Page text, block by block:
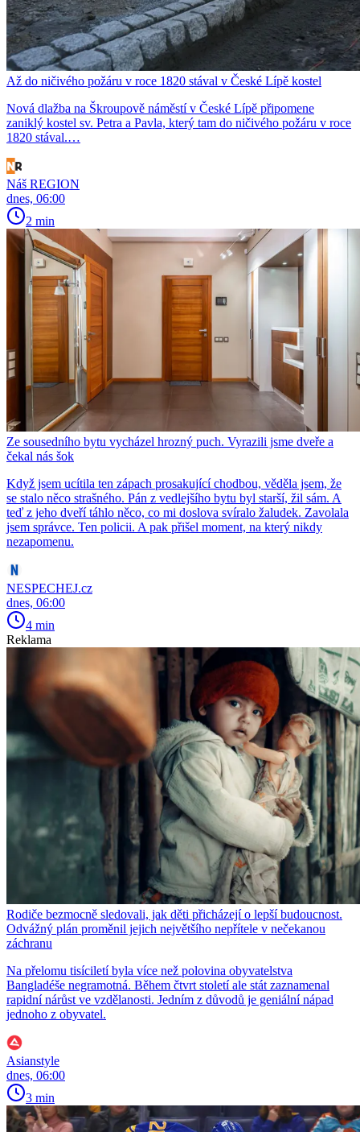
Až do ničivého požáru v roce 1820 stával v České Lípě kostel
Nová dlažba na Škroupově náměstí v České Lípě připomene
zaniklý kostel sv. Petra a Pavla, který tam do ničivého požáru v roce
1820 stával.…
Náš REGION
dnes, 06:00
2 min
Ze sousedního bytu vycházel hrozný puch. Vyrazili jsme dveře a
čekal nás šok
Když jsem ucítila ten zápach prosakující chodbou, věděla jsem, že
se stalo něco strašného. Pán z vedlejšího bytu byl starší, žil sám. A
teď z jeho dveří táhlo něco, co mi doslova svíralo žaludek. Zavolala
jsem správce. Ten policii. A pak přišel moment, na který nikdy
nezapomenu.
NESPECHEJ.cz
dnes, 06:00
4 min
Reklama
Rodiče bezmocně sledovali, jak děti přicházejí o lepší budoucnost.
Odvážný plán proměnil jejich největšího nepřítele v nečekanou
záchranu
Na přelomu tisíciletí byla více než polovina obyvatelstva
Bangladéše negramotná. Během čtvrt století ale stát zaznamenal
rapidní nárůst ve vzdělanosti. Jedním z důvodů je geniální nápad
jednoho z obyvatel.
Asianstyle
dnes, 06:00
3 min